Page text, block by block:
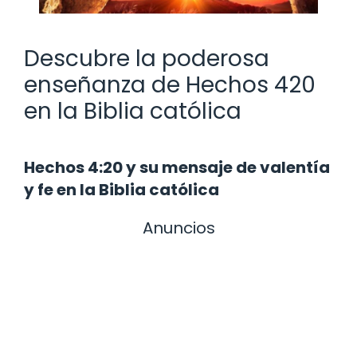
Descubre la poderosa
enseñanza de Hechos 420
en la Biblia católica
Hechos 4:20 y su mensaje de valentía
y fe en la Biblia católica
Anuncios